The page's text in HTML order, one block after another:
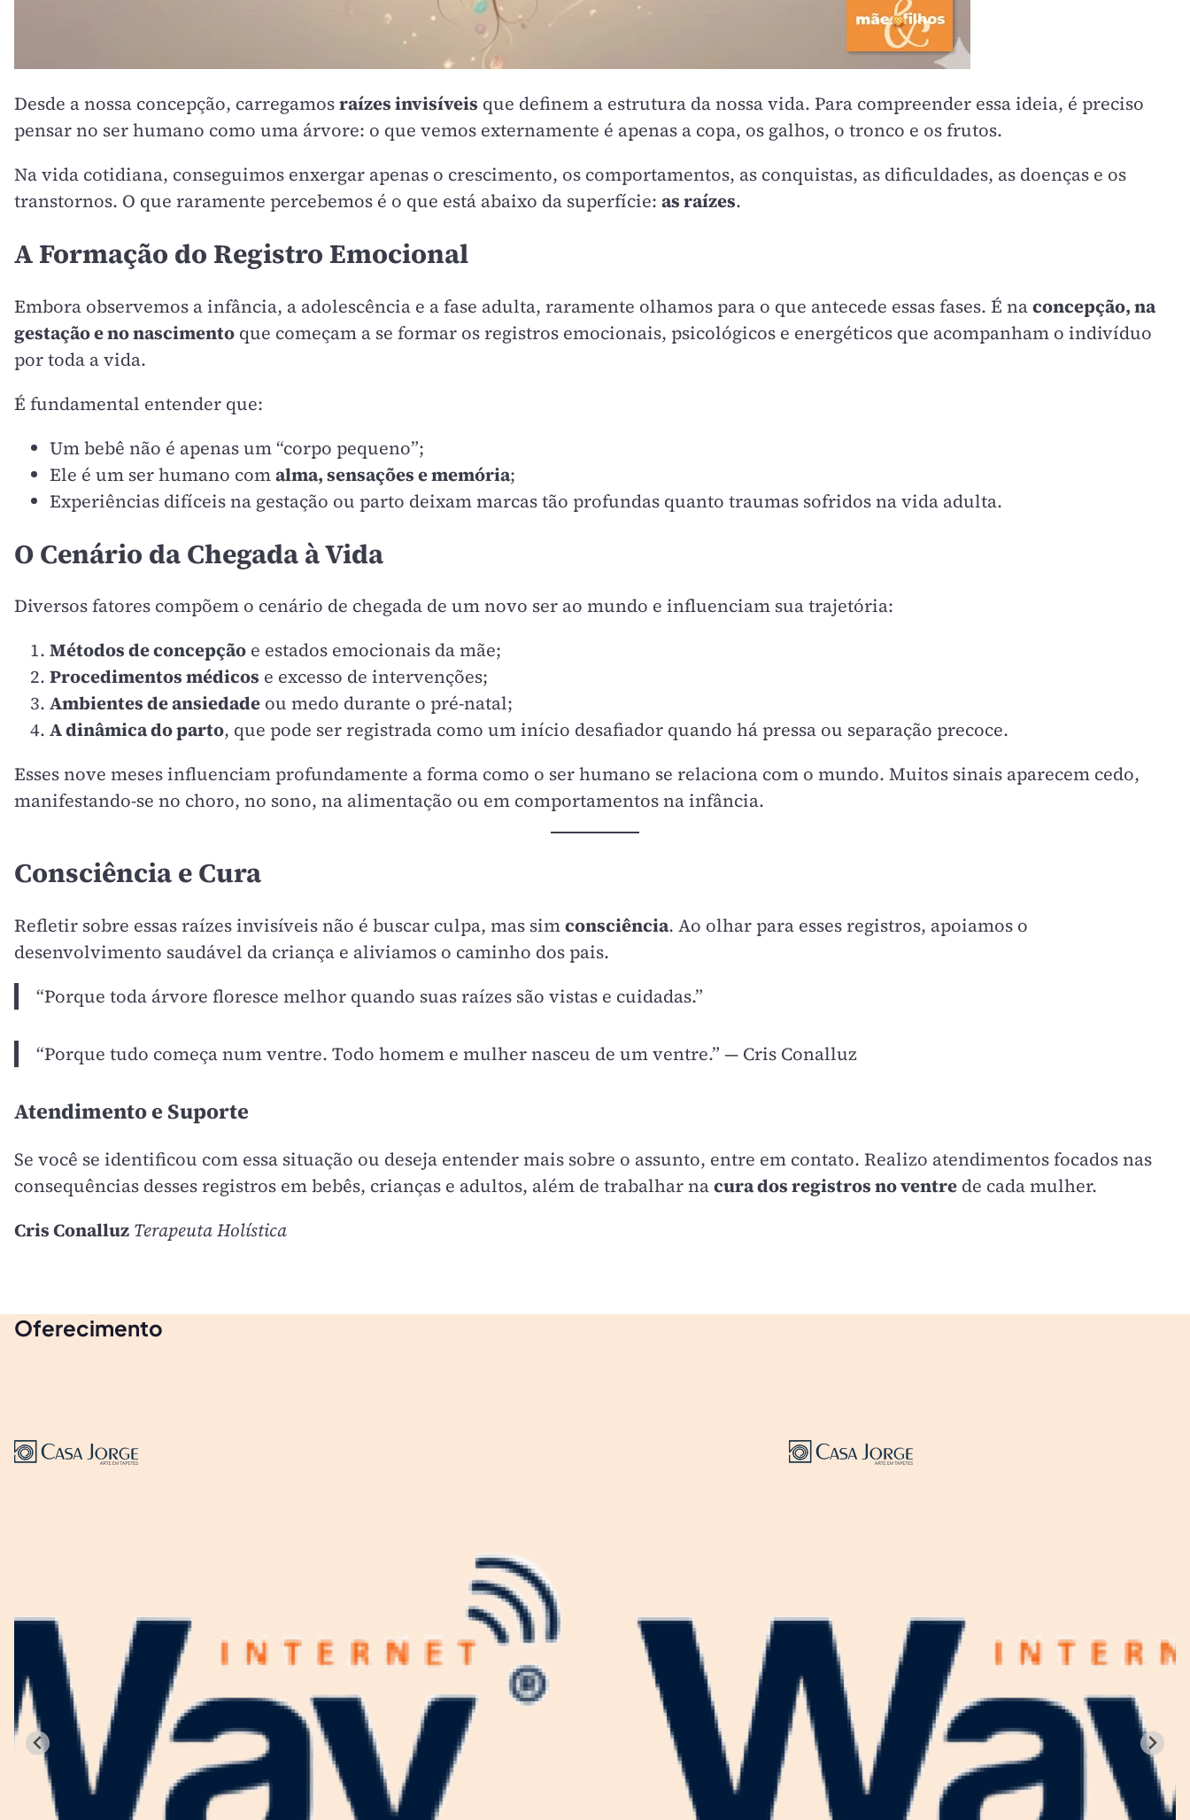
Desde a nossa concepção, carregamosraízes invisíveis que definem a estrutura da nossa vida. Para compreender essa ideia, é preciso
pensar no ser humano como uma árvore: o que vemos externamente é apenas a copa, os galhos, o tronco e os frutos.
Na vida cotidiana, conseguimos enxergar apenas o crescimento, os comportamentos, as conquistas, as dificuldades, as doenças e os
transtornos. O que raramente percebemos é o que está abaixo da superfície: as raízes.
A Formação do Registro Emocional
Embora observemos a infância, a adolescência e a fase adulta, raramente olhamos para o que antecede essas fases. É naconcepção, na
gestação e no nascimento que começam a se formar os registros emocionais, psicológicos e energéticos que acompanham o indivíduo
por toda a vida.
É fundamental entender que:
Um bebê não é apenas um “corpo pequeno”;
Ele é um ser humano comalma, sensações e memória;
Experiências difíceis na gestação ou parto deixam marcas tão profundas quanto traumas sofridos na vida adulta.
O Cenário da Chegada à Vida
Diversos fatores compõem o cenário de chegada de um novo ser ao mundo e influenciam sua trajetória:
Métodos de concepção e estados emocionais da mãe;
Procedimentos médicos e excesso de intervenções;
Ambientes de ansiedade ou medo durante o pré-natal;
A dinâmica do parto, que pode ser registrada como um início desafiador quando há pressa ou separação precoce.
Esses nove meses influenciam profundamente a forma como o ser humano se relaciona com o mundo. Muitos sinais aparecem cedo,
manifestando-se no choro, no sono, na alimentação ou em comportamentos na infância.
Consciência e Cura
Refletir sobre essas raízes invisíveis não é buscar culpa, mas simconsciência. Ao olhar para esses registros, apoiamos o
desenvolvimento saudável da criança e aliviamos o caminho dos pais.
“Porque toda árvore floresce melhor quando suas raízes são vistas e cuidadas.”
“Porque tudo começa num ventre. Todo homem e mulher nasceu de um ventre.” — Cris Conalluz
Atendimento e Suporte
Se você se identificou com essa situação ou deseja entender mais sobre o assunto, entre em contato. Realizo atendimentos focados nas
consequências desses registros em bebês, crianças e adultos, além de trabalhar nacura dos registros no ventre de cada mulher.
Cris Conalluz Terapeuta Holística
Oferecimento